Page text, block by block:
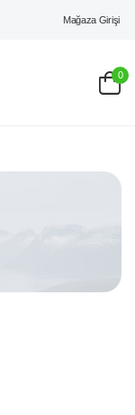
Mağaza Girişi
0